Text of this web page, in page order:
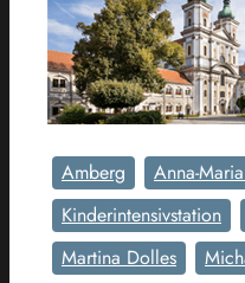
Amberg Anna-
Kinderintensivstation
Martina Dolles